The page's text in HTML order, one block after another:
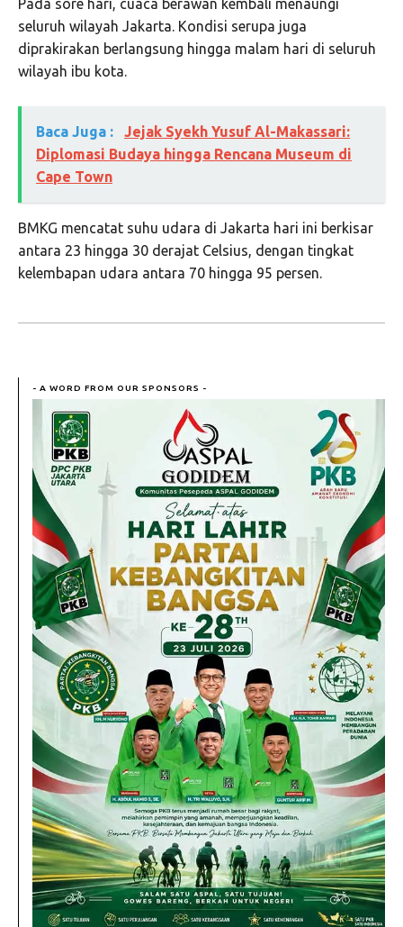
Pada sore hari, cuaca berawan kembali menaungi
seluruh wilayah Jakarta. Kondisi serupa juga
diprakirakan berlangsung hingga malam hari di seluruh
wilayah ibu kota.
Baca Juga :
Jejak Syekh Yusuf Al-Makassari:
Diplomasi Budaya hingga Rencana Museum di
Cape Town
BMKG mencatat suhu udara di Jakarta hari ini berkisar
antara 23 hingga 30 derajat Celsius, dengan tingkat
kelembapan udara antara 70 hingga 95 persen.
- A WORD FROM OUR SPONSORS -